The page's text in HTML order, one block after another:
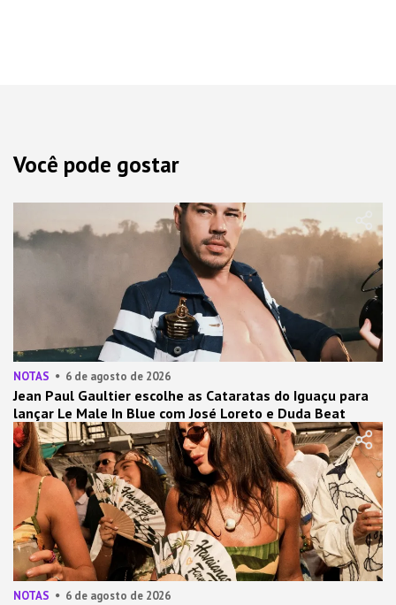
Você pode gostar
NOTAS 6 de agosto de 2026
Jean Paul Gaultier escolhe as Cataratas do Iguaçu para
lançar Le Male In Blue com José Loreto e Duda Beat
NOTAS 6 de agosto de 2026